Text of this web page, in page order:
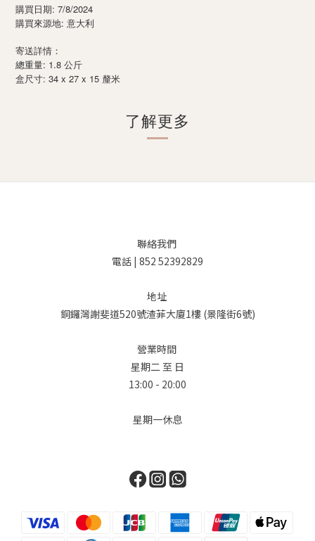
購買日期: 7/8/2024
購買來源地: 意大利
寄送詳情：
總重量: 1.8 公斤
盒尺寸: 34 x 27 x 15 釐米
了解更多
聯絡我們
電話 | 852 52392829
地址
銅鑼灣謝斐道520號渣菲大廈1樓 (景隆街6號)
營業時間
星期二 至 日
13:00 - 20:00
星期一休息